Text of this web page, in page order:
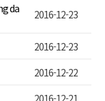
da
2016-12-23
2016-12-23
2016-12-22
2016-12-21